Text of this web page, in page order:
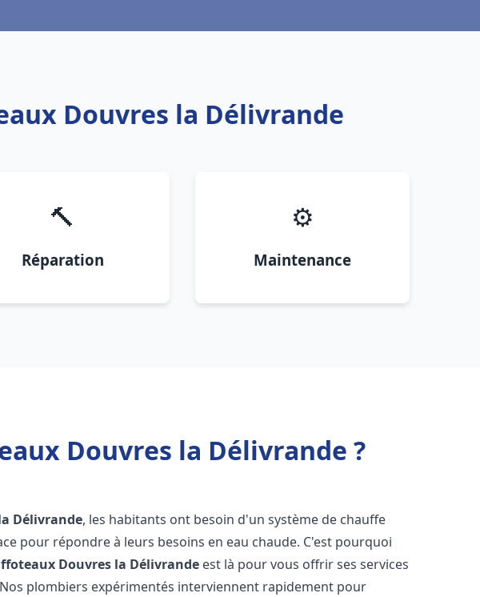
Douvres la Délivrande
🔨
Réparation
⚙️
Maintenance
Douvres la Délivrande ?
Délivrande, les habitants ont besoin d'un système de chauffe
pour répondre à leurs besoins en eau chaude. C'est pourquoi
Douvres la Délivrande est là pour vous offrir ses services
plombiers expérimentés interviennent rapidement pour